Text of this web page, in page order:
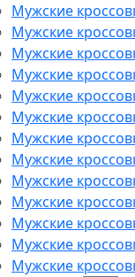
Мужские
Мужские
Мужские
Мужские
Мужские
Мужские
Мужские
Мужские
Мужские
Мужские
Мужские
Мужские
Мужские